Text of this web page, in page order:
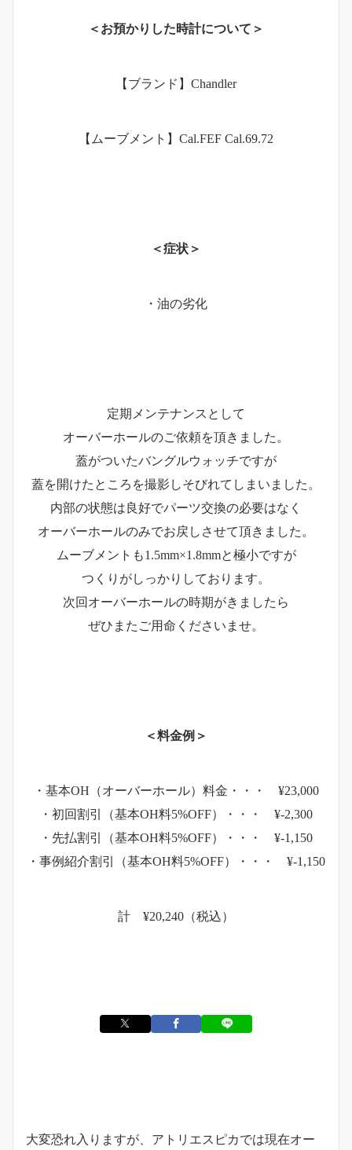
＜お預かりした時計について＞
【ブランド】Chandler
【ムーブメント】Cal.FEF Cal.69.72
＜症状＞
・油の劣化
定期メンテナンスとして
オーバーホールのご依頼を頂きました。
蓋がついたバングルウォッチですが
蓋を開けたところを撮影しそびれてしまいました。
内部の状態は良好でパーツ交換の必要はなく
オーバーホールのみでお戻しさせて頂きました。
ムーブメントも1.5mm×1.8mmと極小ですが
つくりがしっかりしております。
次回オーバーホールの時期がきましたら
ぜひまたご用命くださいませ。
＜料金例＞
・基本OH（オーバーホール）料金・・・ ¥23,000
・初回割引（基本OH料5%OFF）・・・ ¥-2,300
・先払割引（基本OH料5%OFF）・・・ ¥-1,150
・事例紹介割引（基本OH料5%OFF）・・・ ¥-1,150
計 ¥20,240（税込）
大変恐れ入りますが、アトリエスピカでは現在オー